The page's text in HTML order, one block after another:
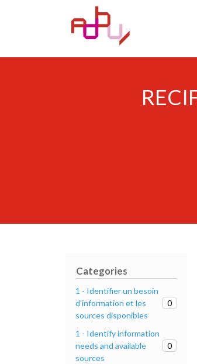
Categories
1 - Identifier un besoin
d'information et les
sources disponibles
0
1 - Identify information
needs and available
sources
0